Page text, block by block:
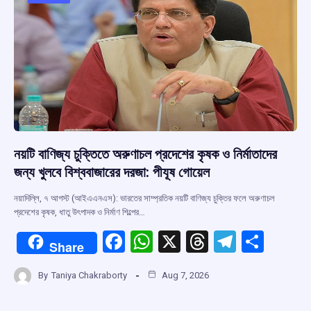
k
p
নয়টি বাণিজ্য চুক্তিতে অরুণাচল প্রদেশের কৃষক ও নির্মাতাদের
জন্য খুলবে বিশ্ববাজারের দরজা: পীযূষ গোয়েল
নয়াদিল্লি, ৭ আগস্ট (আইএএনএস): ভারতের সাম্প্রতিক নয়টি বাণিজ্য চুক্তির ফলে অরুণাচল
প্রদেশের কৃষক, ধাতু উৎপাদক ও নির্মাণ শিল্পের…
Share
F
ce
W
h
at
X
T
e
T
By Taniya Chakraborty Aug 7, 2026